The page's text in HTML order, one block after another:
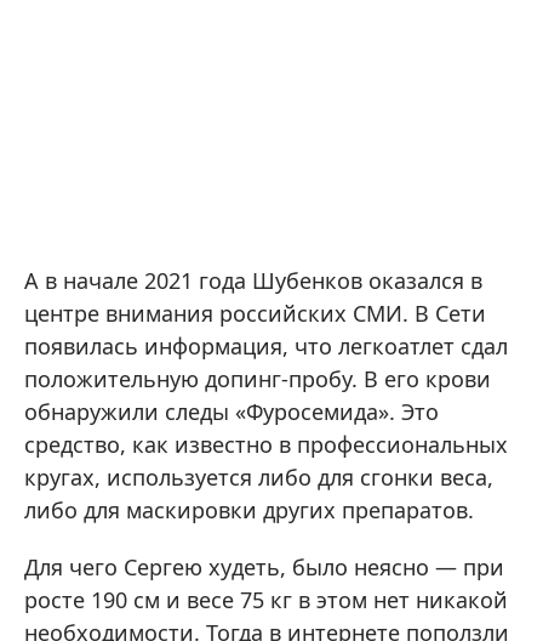
А в начале 2021 года Шубенков оказался в
центре внимания российских СМИ. В Сети
появилась информация, что легкоатлет сдал
положительную допинг-пробу. В его крови
обнаружили следы «Фуросемида». Это
средство, как известно в профессиональных
кругах, используется либо для сгонки веса,
либо для маскировки других препаратов.
Для чего Сергею худеть, было неясно — при
росте 190 см и весе 75 кг в этом нет никакой
необходимости. Тогда в интернете поползли